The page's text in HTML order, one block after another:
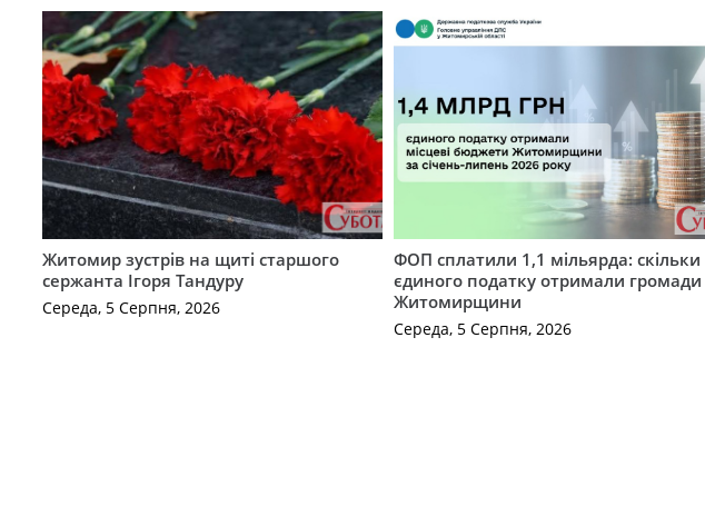
Житомир зустрів на щиті старшого
сержанта Ігоря Тандуру
Середа, 5 Серпня, 2026
ФОП сплатили 1,1 мільярда: скільки
єдиного податку отримали громади
Житомирщини
Середа, 5 Серпня, 2026